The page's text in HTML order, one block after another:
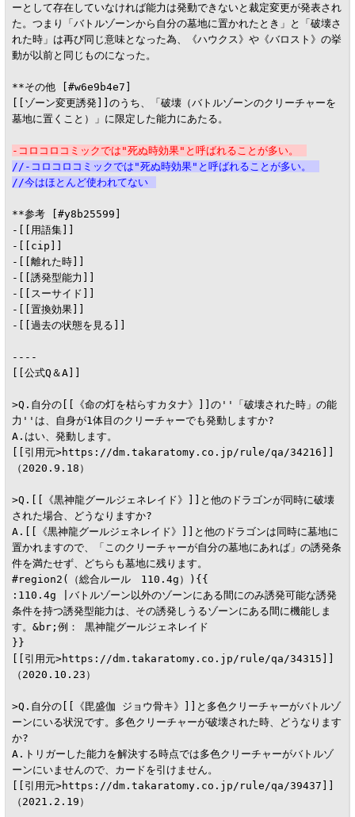
ーとして存在していなければ能力は発動できないと裁定変更が発表され
た。つまり「バトルゾーンから自分の墓地に置かれたとき」と「破壊さ
れた時」は再び同じ意味となった為、《ハウクス》や《バロスト》の挙
動が以前と同じものになった。
**その他 [#w6e9b4e7]
[[ゾーン変更誘発]]のうち、「破壊（バトルゾーンのクリーチャーを
墓地に置くこと）」に限定した能力にあたる。
-コロコロコミックでは"死ぬ時効果"と呼ばれることが多い。
//-コロコロコミックでは"死ぬ時効果"と呼ばれることが多い。
//今はほとんど使われてない
**参考 [#y8b25599]
-[[用語集]]
-[[cip]]
-[[離れた時]]
-[[誘発型能力]]
-[[スーサイド]]
-[[置換効果]]
-[[過去の状態を見る]]
----
[[公式Q＆A]]
>Q.自分の[[《命の灯を枯らすカタナ》]]の''「破壊された時」の能
力''は、自身が1体目のクリーチャーでも発動しますか?
A.はい、発動します。
[[引用元>https://dm.takaratomy.co.jp/rule/qa/34216]]
（2020.9.18）
>Q.[[《黒神龍グールジェネレイド》]]と他のドラゴンが同時に破壊
された場合、どうなりますか?
A.[[《黒神龍グールジェネレイド》]]と他のドラゴンは同時に墓地に
置かれますので、「このクリーチャーが自分の墓地にあれば」の誘発条
件を満たせず、どちらも墓地に残ります。
#region2(（総合ルール　110.4g）){{
:110.4g |バトルゾーン以外のゾーンにある間にのみ誘発可能な誘発
条件を持つ誘発型能力は、その誘発しうるゾーンにある間に機能しま
す。&br;例： 黒神龍グールジェネレイド
}}
[[引用元>https://dm.takaratomy.co.jp/rule/qa/34315]]
（2020.10.23）
>Q.自分の[[《毘盛伽 ジョウ骨キ》]]と多色クリーチャーがバトルゾ
ーンにいる状況です。多色クリーチャーが破壊された時、どうなります
か?
A.トリガーした能力を解決する時点では多色クリーチャーがバトルゾ
ーンにいませんので、カードを引けません。
[[引用元>https://dm.takaratomy.co.jp/rule/qa/39437]]
（2021.2.19）